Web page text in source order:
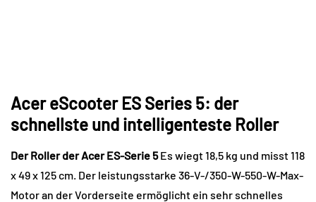
Acer eScooter ES Series 5: der
schnellste und intelligenteste Roller
Der Roller der Acer ES-Serie 5Es wiegt 18,5 kg und misst 118
x 49 x 125 cm. Der leistungsstarke 36-V-/350-W-550-W-Max-
Motor an der Vorderseite ermöglicht ein sehr schnelles